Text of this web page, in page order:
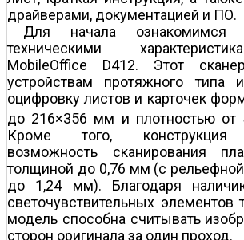
драйверами, документацией и ПО.
Для начала ознакомимся
техническими
MobileOffice D412. Этот
устройствам протяжного типа
оцифровку листов и карточек
до 216×356 мм и плотностью
Кроме того, конструкция
возможность сканирования
толщиной до 0,76 мм (с
до 1,24 мм). Благодаря
светочувствительных элементов
модель способна считывать
сторон оригинала за один проход.